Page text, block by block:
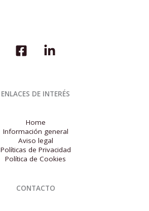
ENLACES DE INTERÉS
Home
Información general
Aviso legal
Políticas de Privacidad
Política de Cookies
CONTACTO